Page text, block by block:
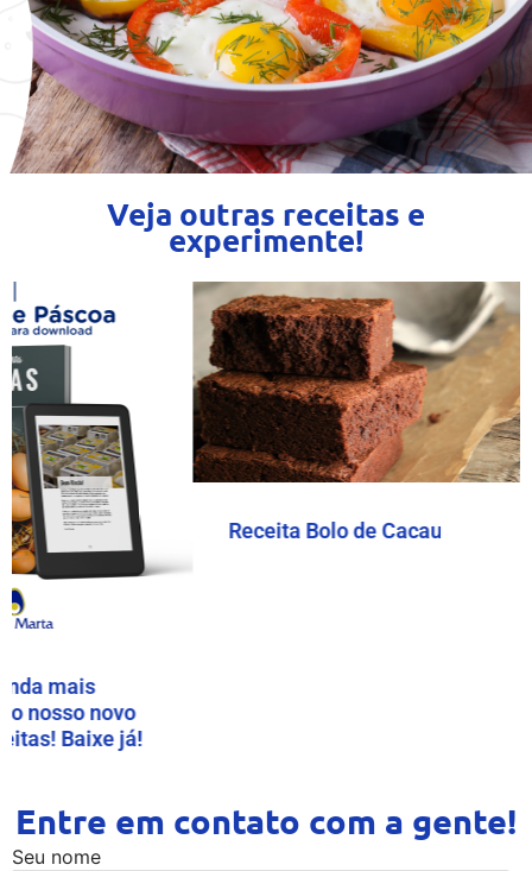
Veja outras receitas e
experimente!
mais
nosso novo
Baixe já!
Receita Bolo de Cacau
Entre em contato com a gente!
Seu nome